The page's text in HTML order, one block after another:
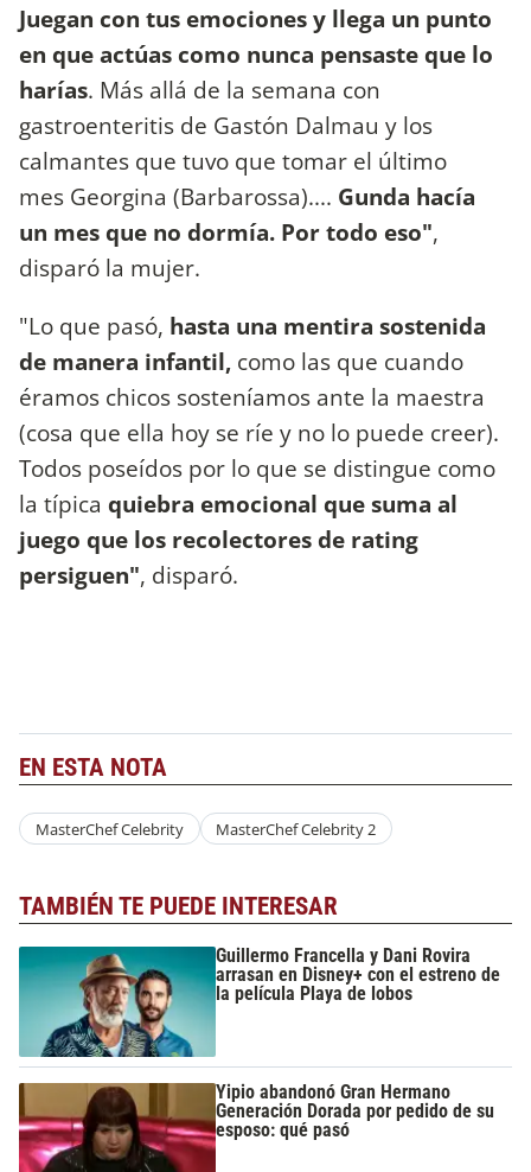
Juegan con tus emociones y llega un punto
en que actúas como nunca pensaste que lo
harías. Más allá de la semana con
gastroenteritis de Gastón Dalmau y los
calmantes que tuvo que tomar el último
mes Georgina (Barbarossa).... Gunda hacía
un mes que no dormía. Por todo eso",
disparó la mujer.
"Lo que pasó, hasta una mentira sostenida
de manera infantil, como las que cuando
éramos chicos sosteníamos ante la maestra
(cosa que ella hoy se ríe y no lo puede creer).
Todos poseídos por lo que se distingue como
la típica quiebra emocional que suma al
juego que los recolectores de rating
persiguen", disparó.
EN ESTA NOTA
MasterChef Celebrity MasterChef Celebrity 2
TAMBIÉN TE PUEDE INTERESAR
Guillermo Francella y Dani Rovira
arrasan en Disney+ con el estreno de
la película Playa de lobos
Yipio abandonó Gran Hermano
Generación Dorada por pedido de su
esposo: qué pasó